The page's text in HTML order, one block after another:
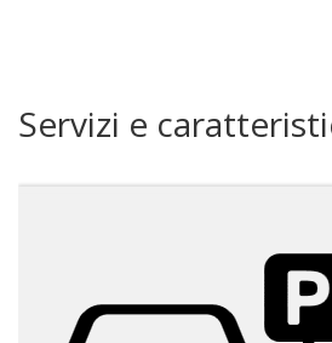
Servizi e